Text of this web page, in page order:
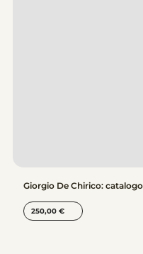
Giorgio De Chirico:
250,00 €